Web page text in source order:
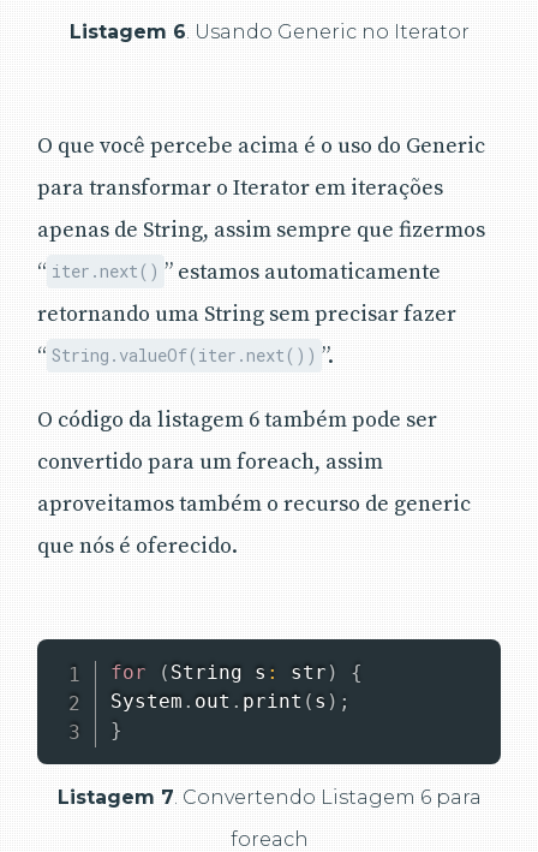
Listagem 6 . Usando Generic no Iterator
O que você percebe acima é o uso do Generic
para transformar o Iterator em iterações
apenas de String, assim sempre que fizermos
“ iter.next() ” estamos automaticamente
retornando uma String sem precisar fazer
“ String.valueOf(iter.next()) ”.
O código da listagem 6 também pode ser
convertido para um foreach, assim
aproveitamos também o recurso de generic
que nós é oferecido.
for ( String s : str )
{
System . out . print ( s ) ;
}
Listagem 7. Convertendo Listagem 6 para
foreach